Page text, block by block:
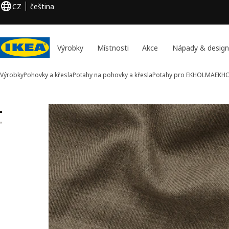
CZ čeština
Výrobky Místnosti Akce Nápady & design
VýrobkyPohovky a křeslaPotahy na pohovky a křeslaPotahy pro EKHOLMA
2 EKHOLMA obrázky
obrázky